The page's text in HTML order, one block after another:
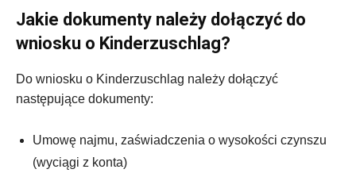
Jakie dokumenty należy dołączyć do
wniosku o Kinderzuschlag?
Do wniosku o Kinderzuschlag należy dołączyć
następujące dokumenty:
Umowę najmu, zaświadczenia o wysokości czynszu
(wyciągi z konta)